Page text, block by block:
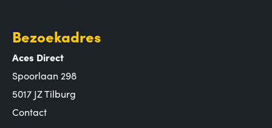
Bezoekadres
Aces Direct
Spoorlaan 298
5017 JZ Tilburg
Contact